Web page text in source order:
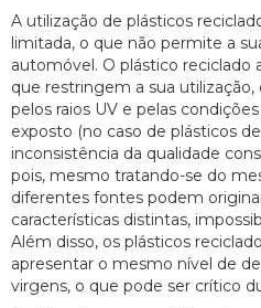
A utilização de plásticos
limitada, o que não permite a
automóvel. O plástico reciclado
que restringem a sua
pelos raios UV e pelas
exposto (no caso de plásticos
inconsistência da qualidade
pois, mesmo tratando-se do
diferentes fontes podem
características distintas,
Além disso, os plásticos
apresentar o mesmo nível de
virgens, o que pode ser crítico